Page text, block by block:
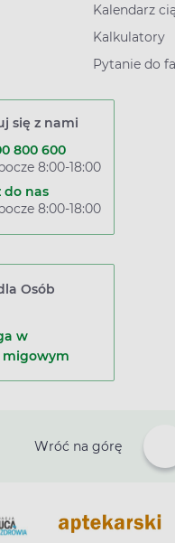
Kalendarz
Kalkulatory
Pytanie do
się z nami
800 600
8:00-18:00
do nas
8:00-18:00
Osób
w
migowym
Wróć na górę